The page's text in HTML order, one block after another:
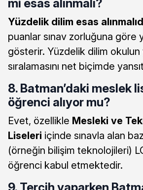
mi esas alınmalı?
Yüzdelik dilim esas
puanlar sınav zorluğuna göre
gösterir. Yüzdelik dilim
sıralamasını net biçimde
8. Batman’daki meslek
öğrenci alıyor mu?
Evet, özellikle Mesleki ve
Liseleri içinde sınavla alan
(örneğin bilişim teknolojileri)
öğrenci kabul etmektedir.